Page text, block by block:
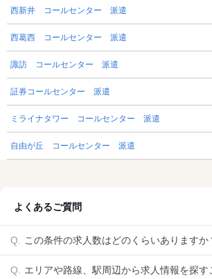
西新井 コールセンター 派遣
西葛西 コールセンター 派遣
諏訪 コールセンター 派遣
証券コールセンター 派遣
ミライナタワー コールセンター 派遣
自由が丘 コールセンター 派遣
よくあるご質問
この条件の求人数はどのくらいありますか
エリアや路線、駅周辺から求人情報を探す